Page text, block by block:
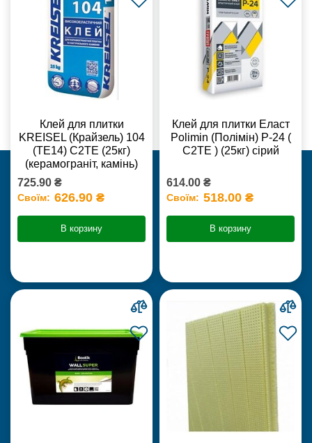
Клей для плитки
KREISEL (Крайзель) 104
(ТЕ14) С2TE (25кг)
(керамограніт, камінь)
725.90 ₴
Своїм: 626.90 ₴
В корзину
Клей для плитки Еласт
Polimin (Полімін) Р-24 (
С2ТЕ ) (25кг) сірий
614.00 ₴
Своїм: 518.00 ₴
В корзину